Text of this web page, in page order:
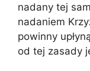
nadany tej
nadaniem
powinny
od tej zasady